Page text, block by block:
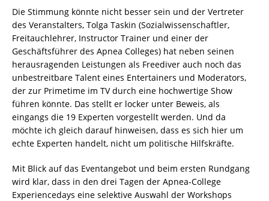
Die Stimmung könnte nicht besser sein und der Vertreter
des Veranstalters, Tolga Taskin (Sozialwissenschaftler,
Freitauchlehrer, Instructor Trainer und einer der
Geschäftsführer des Apnea Colleges) hat neben seinen
herausragenden Leistungen als Freediver auch noch das
unbestreitbare Talent eines Entertainers und Moderators,
der zur Primetime im TV durch eine hochwertige Show
führen könnte. Das stellt er locker unter Beweis, als
eingangs die 19 Experten vorgestellt werden. Und da
möchte ich gleich darauf hinweisen, dass es sich hier um
echte Experten handelt, nicht um politische Hilfskräfte.
Mit Blick auf das Eventangebot und beim ersten Rundgang
wird klar, dass in den drei Tagen der Apnea-College
Experiencedays eine selektive Auswahl der Workshops